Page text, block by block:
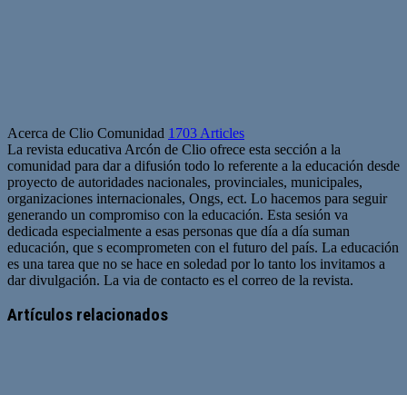
Acerca de Clio Comunidad 1703 Articles
La revista educativa Arcón de Clio ofrece esta sección a la
comunidad para dar a difusión todo lo referente a la educación desde
proyecto de autoridades nacionales, provinciales, municipales,
organizaciones internacionales, Ongs, ect. Lo hacemos para seguir
generando un compromiso con la educación. Esta sesión va
dedicada especialmente a esas personas que día a día suman
educación, que s ecomprometen con el futuro del país. La educación
es una tarea que no se hace en soledad por lo tanto los invitamos a
dar divulgación. La via de contacto es el correo de la revista.
web
Artículos relacionados